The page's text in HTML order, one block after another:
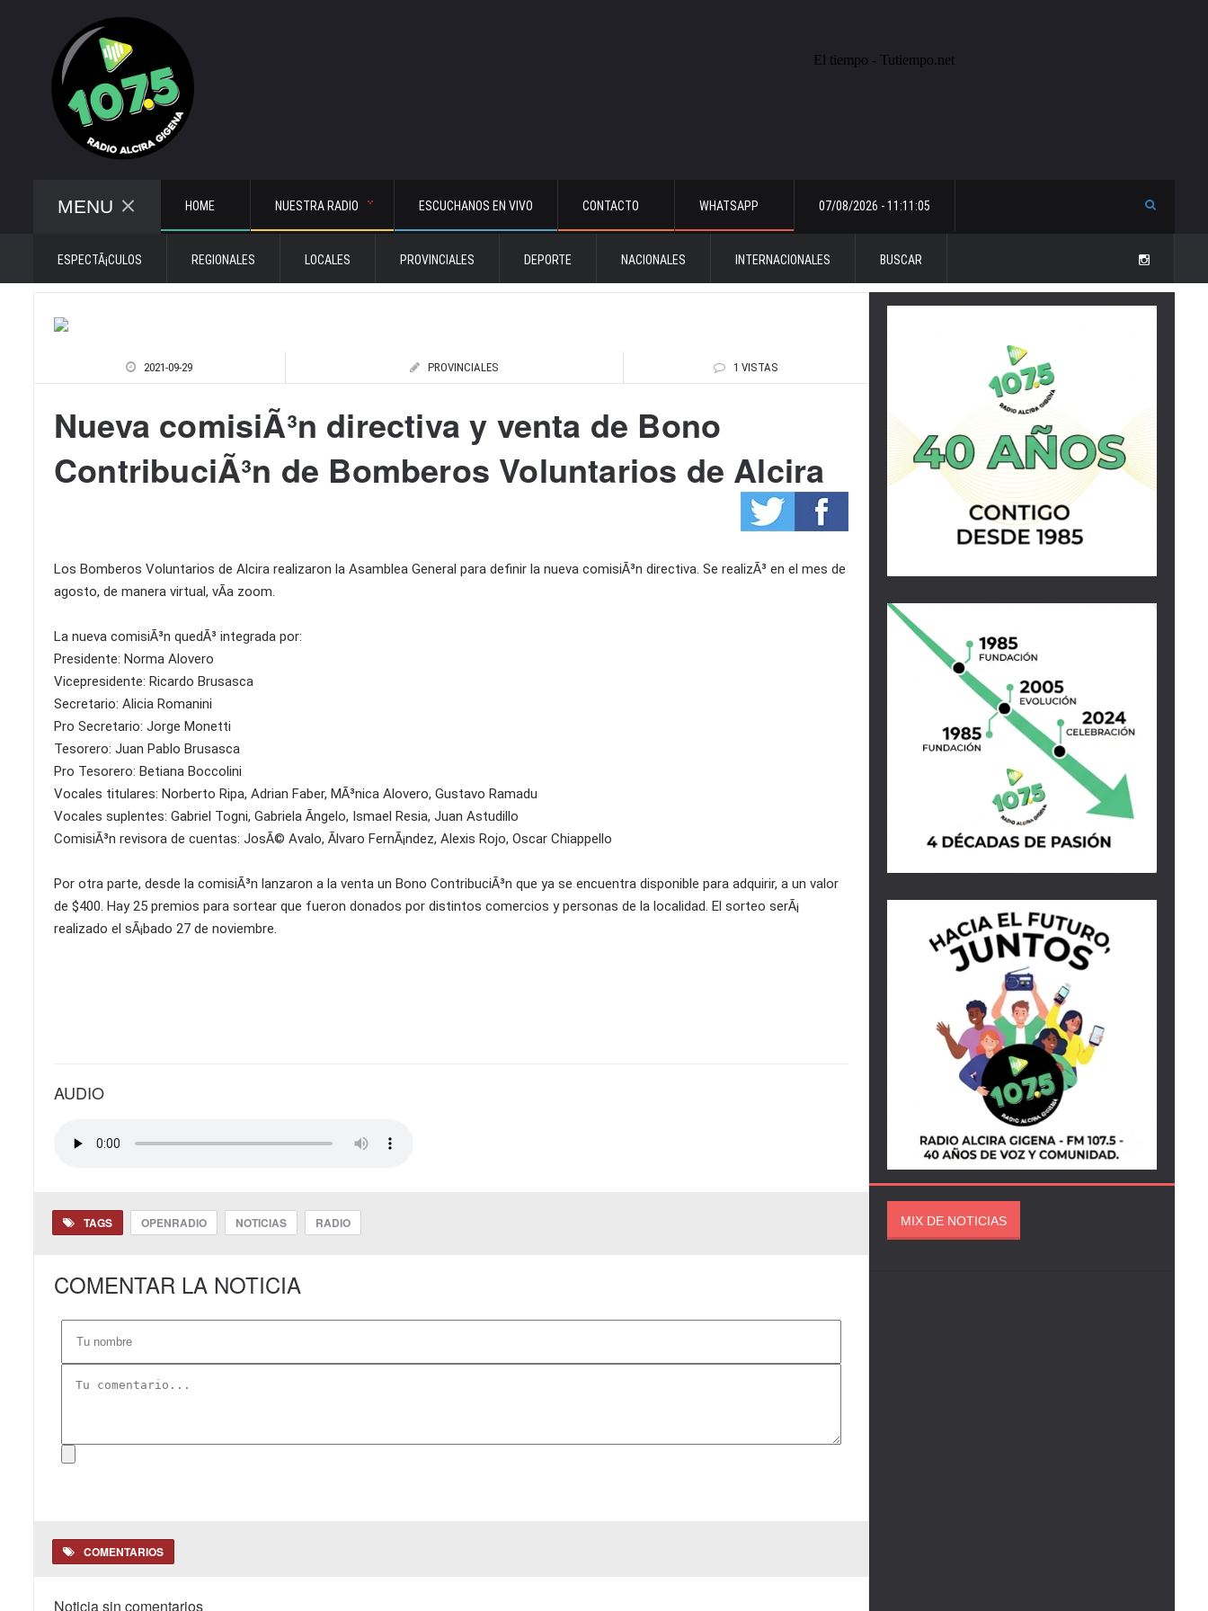
MENU HOME NUESTRA RADIO ESCUCHANOS EN VIVO CONTACTO WHATSAPP 07/08/2026 - 11:11:05
ESPECTÃ¡CULOS REGIONALES LOCALES PROVINCIALES DEPORTE NACIONALES INTERNACIONALES BUSCAR
2021-09-29 PROVINCIALES 1 VISTAS
Nueva comisiÃ³n directiva y venta de Bono
ContribuciÃ³n de Bomberos Voluntarios de Alcira
Los Bomberos Voluntarios de Alcira realizaron la Asamblea General para definir la nueva comisiÃ³n directiva. Se realizÃ³ en el mes de
agosto, de manera virtual, vÃ­a zoom.
La nueva comisiÃ³n quedÃ³ integrada por:
Presidente: Norma Alovero
Vicepresidente: Ricardo Brusasca
Secretario: Alicia Romanini
Pro Secretario: Jorge Monetti
Tesorero: Juan Pablo Brusasca
Pro Tesorero: Betiana Boccolini
Vocales titulares: Norberto Ripa, Adrian Faber, MÃ³nica Alovero, Gustavo Ramadu
Vocales suplentes: Gabriel Togni, Gabriela Ãngelo, Ismael Resia, Juan Astudillo
ComisiÃ³n revisora de cuentas: JosÃ© Avalo, Ãlvaro FernÃ¡ndez, Alexis Rojo, Oscar Chiappello
Por otra parte, desde la comisiÃ³n lanzaron a la venta un Bono ContribuciÃ³n que ya se encuentra disponible para adquirir, a un valor
de $400. Hay 25 premios para sortear que fueron donados por distintos comercios y personas de la localidad. El sorteo serÃ¡
realizado el sÃ¡bado 27 de noviembre.
AUDIO
TAGS OPENRADIO NOTICIAS RADIO
COMENTAR LA NOTICIA
COMENTARIOS
Noticia sin comentarios
MIX DE NOTICIAS